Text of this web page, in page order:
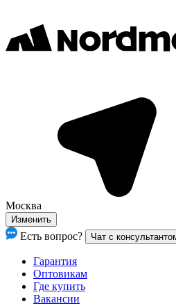
Москва
Изменить
Есть вопрос? Чат с
Гарантия
Оптовикам
Где купить
Вакансии